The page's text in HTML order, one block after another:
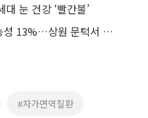
눈 건강 ‘빨간불’
美 클래리티 법안 연내 통과 가능성 13%…상원 문턱서 제동
#자가면역질환